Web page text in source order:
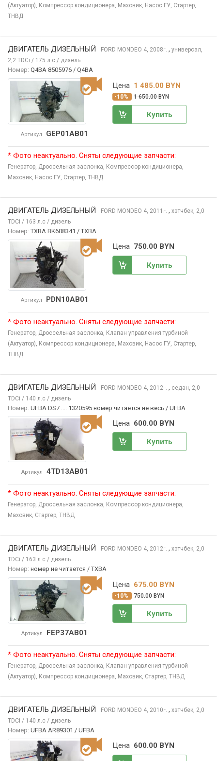
(Актуатор), Компрессор кондиционера, Маховик, Насос ГУ, Стартер,
ТНВД
ДВИГАТЕЛЬ ДИЗЕЛЬНЫЙ FORD MONDEO 4, 2008г. , универсал,
2,2 TDCi / 175 л.с / дизель
Номер: Q4BA 8505976 / Q4BA
Артикул GEP01AB01
Цена 1 485.00 BYN
-10% 1 650.00 BYN
Купить
* Фото неактуально. Сняты следующие запчасти:
Генератор, Дроссельная заслонка, Компрессор кондиционера,
Маховик, Насос ГУ, Стартер, ТНВД
ДВИГАТЕЛЬ ДИЗЕЛЬНЫЙ FORD MONDEO 4, 2011 г. , хэтчбек, 2,0
TDCi / 163 л.с / дизель
Номер: TXBA BK608341 / TXBA
Артикул PDN10AB01
Цена 750.00 BYN
Купить
* Фото неактуально. Сняты следующие запчасти:
Генератор, Дроссельная заслонка, Клапан управления турбиной
(Актуатор), Компрессор кондиционера, Маховик, Насос ГУ, Стартер,
ТНВД
ДВИГАТЕЛЬ ДИЗЕЛЬНЫЙ FORD MONDEO 4, 2012г. , седан, 2,0
TDCi / 140 л.с / дизель
Номер: UFBA DS7 .... 1320595 номер читается не весь / UFBA
Артикул 4TD13AB01
Цена 600.00 BYN
Купить
* Фото неактуально. Сняты следующие запчасти:
Генератор, Дроссельная заслонка, Компрессор кондиционера,
Маховик, Стартер, ТНВД
ДВИГАТЕЛЬ ДИЗЕЛЬНЫЙ FORD MONDEO 4, 2012г. , хэтчбек, 2,0
TDCi / 163 л.с / дизель
Номер: номер не читается / TXBA
Артикул FEP37AB01
Цена 675.00 BYN
-10% 750.00 BYN
Купить
* Фото неактуально. Сняты следующие запчасти:
Генератор, Дроссельная заслонка, Клапан управления турбиной
(Актуатор), Компрессор кондиционера, Маховик, Стартер, ТНВД
ДВИГАТЕЛЬ ДИЗЕЛЬНЫЙ FORD MONDEO 4, 2010г. , хэтчбек, 2,0
TDCi / 140 л.с / дизель
Номер: UFBA AR89301 / UFBA
Цена 600.00 BYN